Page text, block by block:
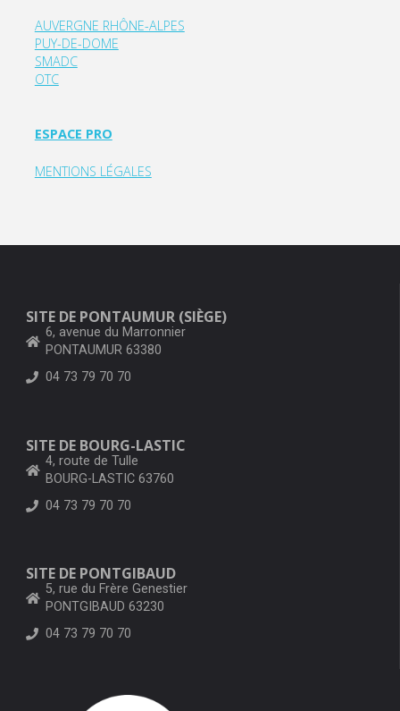
AUVERGNE RHÔNE-ALPES
PUY-DE-DOME
SMADC
OTC
ESPACE PRO
MENTIONS LÉGALES
SITE DE PONTAUMUR (SIÈGE)
6, avenue du Marronnier
PONTAUMUR 63380
04 73 79 70 70
SITE DE BOURG-LASTIC
4, route de Tulle
BOURG-LASTIC 63760
04 73 79 70 70
SITE DE PONTGIBAUD
5, rue du Frère Genestier
PONTGIBAUD 63230
04 73 79 70 70